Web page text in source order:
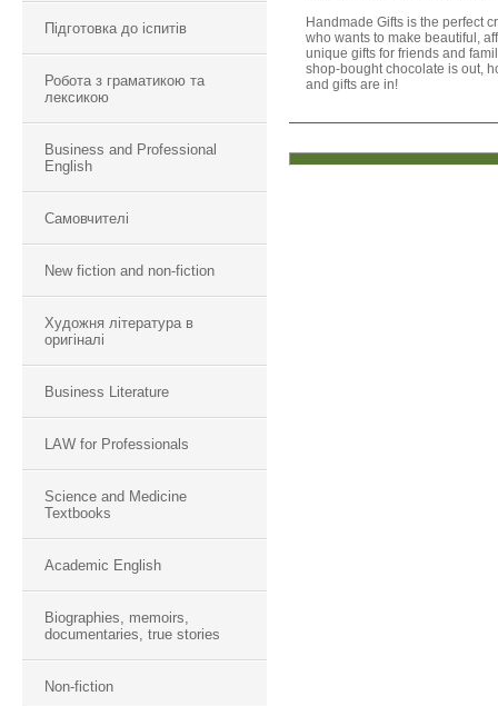
Підготовка до іспитів
Робота з граматикою та
лексикою
Business and Professional
English
Самовчителі
New fiction and non-fiction
Художня література в
оригіналі
Business Literature
LAW for Professionals
Science and Medicine
Textbooks
Academic English
Biographies, memoirs,
documentaries, true stories
Non-fiction
Handmade Gifts is the perfect
who wants to make beautiful,
unique gifts for friends and
shop-bought chocolate is out,
and gifts are in!